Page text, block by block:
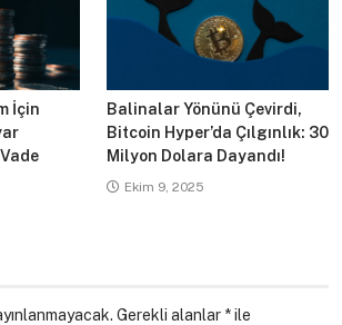
İçin
Balinalar Yönünü Çevirdi,
Bitcoin Hyper’da Çılgınlık: 30
Milyon Dolara Dayandı!
Ekim 9, 2025
Gerekli alanlar *ile